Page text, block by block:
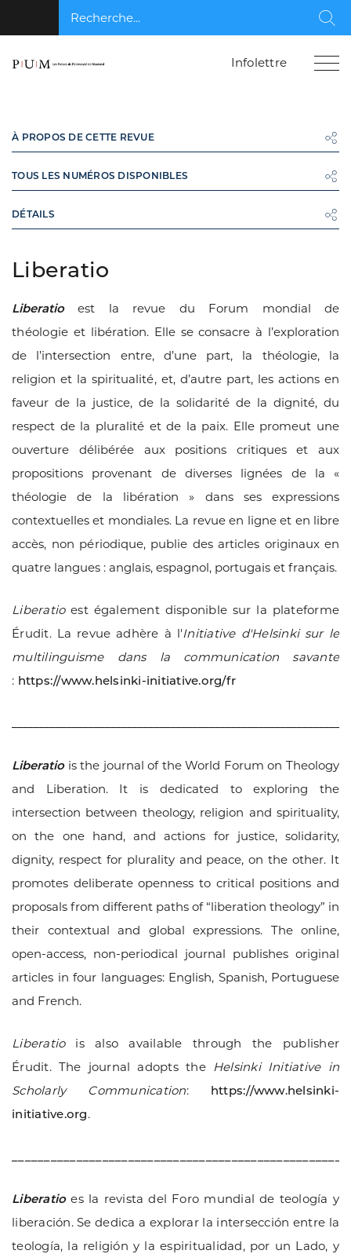
Recherche...
Infolettre
Liberatio
Liberatioest la revue du Forum mondial de
théologie et libération. Elle se consacre à l’exploration
de l’intersection entre, d’une part, la théologie, la
religion et la spiritualité, et, d’autre part, les actions en
faveur de la justice, de la solidaritéde la dignité, du
respect de la pluralitéet de la paix. Elle promeut une
ouverture délibérée aux positions critiques et aux
propositions provenant de diverses lignées de la «
théologie de la libération » dans ses expressions
contextuelles et mondiales. La revue en ligne et en libre
accès, non périodique, publie des articles originaux en
quatre langues : anglais, espagnol, portugais et français.
Liberatioest également disponible sur la plateforme
Érudit. La revue adhère à l'Initiative d'Helsinki sur le
multilinguisme dans la communication savante
: https://www.helsinki-initiative.org/fr
Liberatiois the journal of the World Forum on Theology
and Liberation. It is dedicated to exploring the
intersection between theology, religion and spirituality,
on the one hand, and actions for justice, solidarity,
dignity, respect for plurality and peace, on the other. It
promotes deliberate openness to critical positions and
proposals from different paths of “liberation theology” in
their contextual and global expressions. The online,
open-access, non-periodical journal publishes original
articles in four languages: English, Spanish, Portuguese
and French.
Liberatiois also available through the publisher
Érudit. The journal adopts the Helsinki Initiative in
Scholarly Communication: https://www.helsinki-
initiative.org.
Liberatioes la revista del Foro mundial de teología y
liberación. Se dedica a explorar la intersección entre la
teología, la religión y la espiritualidad, por un Lado, y
À PROPOS DE CETTE REVUE
TOUS LES NUMÉROS DISPONIBLES
DÉTAILS